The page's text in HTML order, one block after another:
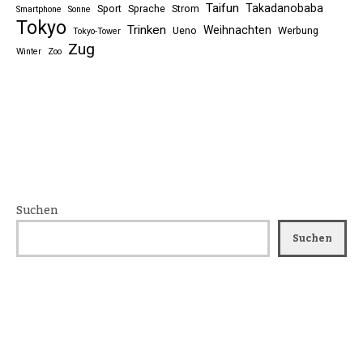
Smartphone Sonne Sport Sprache Strom Taifun Takadanobaba
Tokyo Tokyo-Tower Trinken Ueno Weihnachten Werbung
Winter Zoo Zug
Suchen
Suchen